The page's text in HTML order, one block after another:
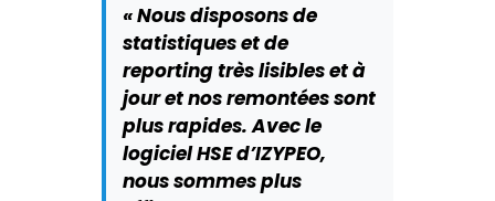
« Nous disposons de
statistiques et de
reporting très lisibles et à
jour et nos remontées sont
plus rapides. Avec le
logiciel HSE d’IZYPEO,
nous sommes plus